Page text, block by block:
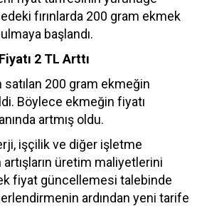
fırınlarda 200 gram ekmek
başlandı.
2 TL Arttı
satılan 200 gram ekmeğin
Böylece ekmeğin fiyatı
artmış oldu.
işçilik ve diğer işletme
üretim maliyetlerini
fiyat güncellemesi talebinde
ardından yeni tarife